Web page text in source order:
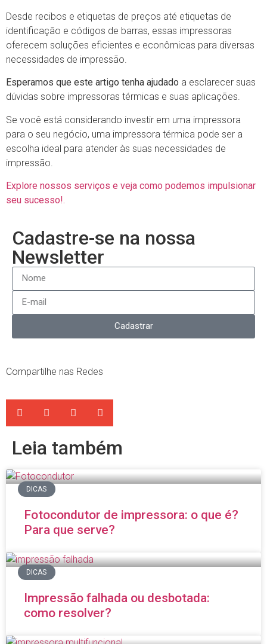
Desde recibos e etiquetas de preços até etiquetas de
identificação e códigos de barras, essas impressoras
oferecem soluções eficientes e econômicas para diversas
necessidades de impressão.
Esperamos que este artigo tenha ajudado a esclarecer suas
dúvidas sobre impressoras térmicas e suas aplicações.
Se você está considerando investir em uma impressora
para o seu negócio, uma impressora térmica pode ser a
escolha ideal para atender às suas necessidades de
impressão.
Explore nossos serviços e veja como podemos impulsionar
seu sucesso!.
Cadastre-se na nossa
Newsletter
Cadastrar
Compartilhe nas Redes
Leia também
DICAS
Fotocondutor de impressora: o que é?
Para que serve?
DICAS
Impressão falhada ou desbotada:
como resolver?